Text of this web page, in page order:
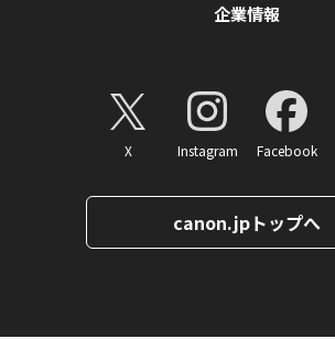
企業情報
X Instagram Facebook
canon.jpトップへ